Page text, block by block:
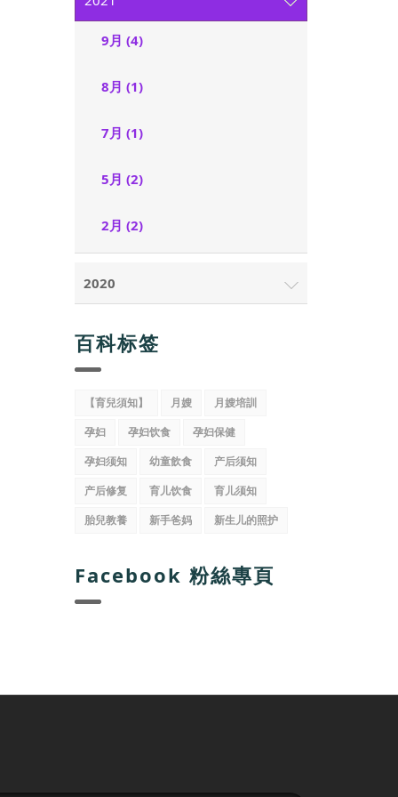
9月 (4)
8月 (1)
7月 (1)
5月 (2)
2月 (2)
2020
百科标签
【育兒須知】 月嫂
月嫂培訓
孕妇
孕妇饮食
孕妇保健
孕妇须知
幼童飲食
产后须知
产后修复
育儿饮食
育儿须知
胎兒教養
新手爸妈 新生儿的照护
Facebook 粉絲專頁